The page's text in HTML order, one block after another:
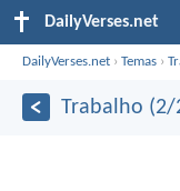
DailyVerses.net
DailyVerses.net ›Temas ›
Trabalho (2/